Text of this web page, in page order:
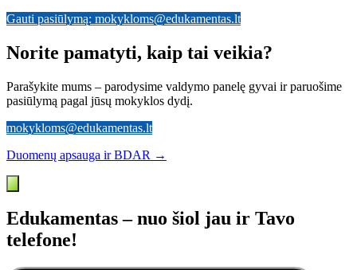
Gauti pasiūlymą: mokykloms@edukamentas.lt
Norite pamatyti, kaip tai veikia?
Parašykite mums – parodysime valdymo panelę gyvai ir paruošime
pasiūlymą pagal jūsų mokyklos dydį.
mokykloms@edukamentas.lt
Duomenų apsauga ir BDAR →
Edukamentas – nuo šiol jau ir Tavo
telefone!